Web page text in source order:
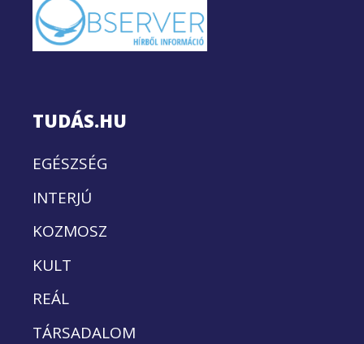
TUDÁS.HU
EGÉSZSÉG
INTERJÚ
KOZMOSZ
KULT
REÁL
TÁRSADALOM